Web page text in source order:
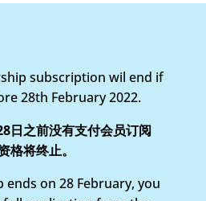
subscription wil end if
28th February 2022.
日之前没有支付会员订阅
格将终止。
on 28 February, you